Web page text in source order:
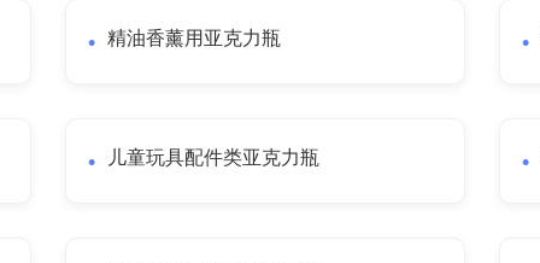
精油香薰用亚克力瓶
儿童玩具配件类亚克力瓶